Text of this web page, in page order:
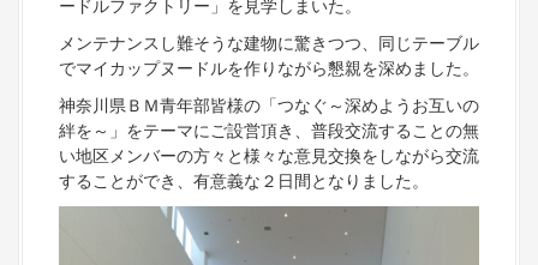
ードルファクトリー」を見学しまいた。
メンテナンスし難そうな建物に驚きつつ、同じテーブル
でマイカップヌードルを作りながら懇親を深めました。
神奈川県ＢＭ青年部皆様の「つなぐ～深めようお互いの
絆を～」をテーマにご設営頂き、普段交流することの無
い地区メンバーの方々と様々な意見交換をしながら交流
することができ、有意義な２日間となりました。